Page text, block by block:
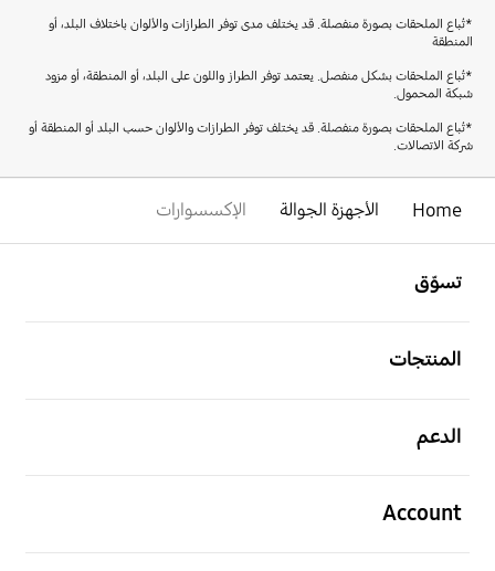
*تُباع الملحقات بصورة منفصلة. قد يختلف مدى توفر الطرازات والألوان باختلاف البلد، أو
المنطقة
*تُباع الملحقات بشكل منفصل. يعتمد توفر الطراز واللون على البلد، أو المنطقة، أو مزود
شبكة المحمول.
*تُباع الملحقات بصورة منفصلة. قد يختلف توفر الطرازات والألوان حسب البلد أو المنطقة أو
شركة الاتصالات.
Home الأجهزة الجوالة الإكسسوارات
تسوّق
المنتجات
الدعم
Account